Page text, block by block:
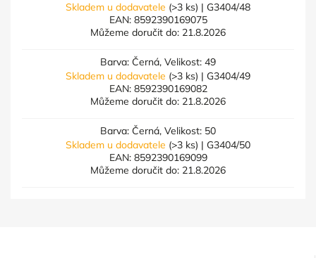
Skladem u dodavatele (>3 ks) | G3404/48
EAN: 8592390169075
Můžeme doručit do: 21.8.2026
Barva: Černá, Velikost: 49
Skladem u dodavatele (>3 ks) | G3404/49
EAN: 8592390169082
Můžeme doručit do: 21.8.2026
Barva: Černá, Velikost: 50
Skladem u dodavatele (>3 ks) | G3404/50
EAN: 8592390169099
Můžeme doručit do: 21.8.2026